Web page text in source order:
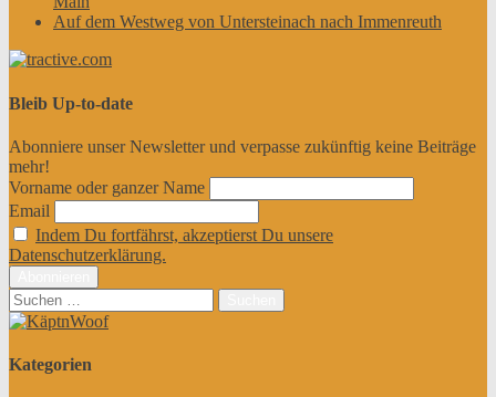
Auf dem Westweg von Untersteinach nach Immenreuth
Bleib Up-to-date
Abonniere unser Newsletter und verpasse zukünftig keine Beiträge
mehr!
Vorname oder ganzer Name
Email
Indem Du fortfährst, akzeptierst Du unsere
Datenschutzerklärung.
Suchen
nach:
Kategorien